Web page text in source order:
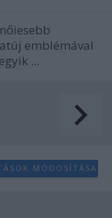
emblémával
...
MÓDOSÍTÁSA